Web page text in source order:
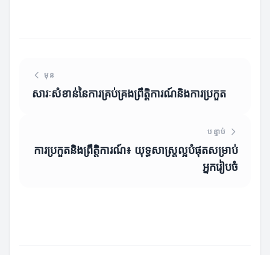
មុន
សារៈសំខាន់នៃការគ្រប់គ្រងព្រឹត្តិការណ៍និងការប្រកួត
បន្ទាប់
ការប្រកួតនិងព្រឹត្តិការណ៍៖ យុទ្ធសាស្ត្រល្អបំផុតសម្រាប់
អ្នករៀបចំ